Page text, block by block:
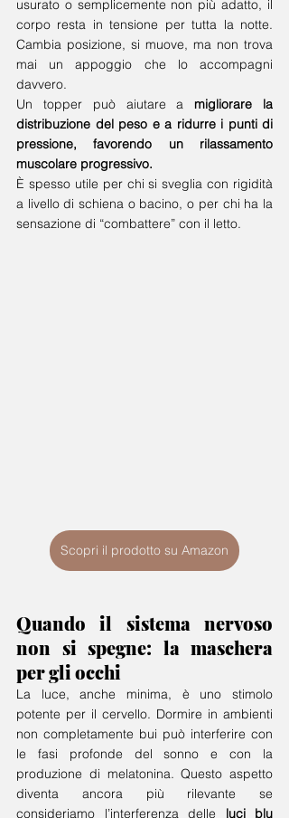
usurato o semplicemente non più adatto, il
corpo resta in tensione per tutta la notte.
Cambia posizione, si muove, ma non trova
mai un appoggio che lo accompagni
davvero.
Un topper può aiutare a migliorare la
distribuzione del peso e a ridurre i punti di
pressione, favorendo un rilassamento
muscolare progressivo.
È spesso utile per chi si sveglia con rigidità
a livello di schiena o bacino, o per chi ha la
sensazione di “combattere” con il letto.
Scopri il prodotto su Amazon
Quando il sistema nervoso
non si spegne: la maschera
per gli occhi
La luce, anche minima, è uno stimolo
potente per il cervello. Dormire in ambienti
non completamente bui può interferire con
le fasi profonde del sonno e con la
produzione di melatonina. Questo aspetto
diventa ancora più rilevante se
consideriamo l’interferenza delle luci blu